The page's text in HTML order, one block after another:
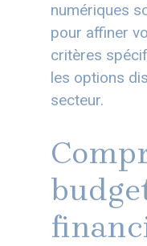
numériques
pour affiner
critères
les options
secteur.